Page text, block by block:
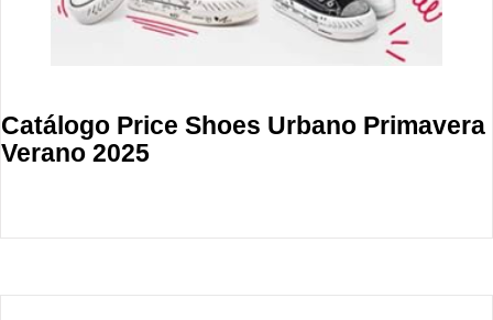
Catálogo Price Shoes Urbano Primavera
Verano 2025